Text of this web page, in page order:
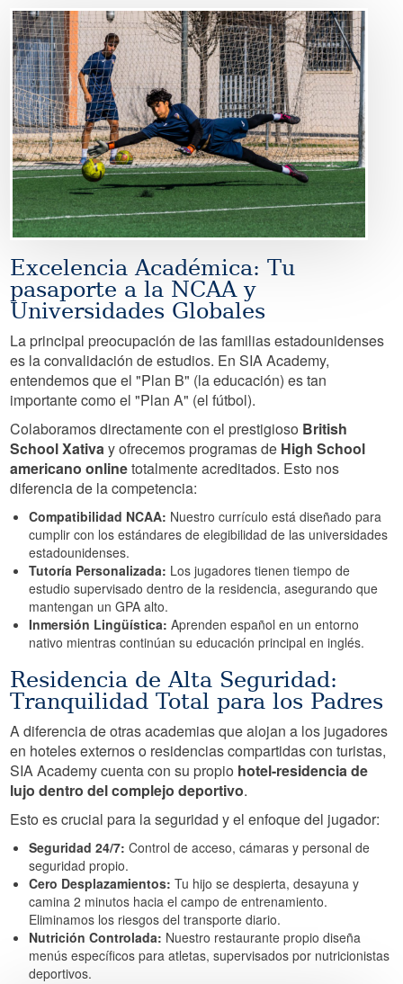
Image
Excelencia Académica: Tu
pasaporte a la NCAA y
Universidades Globales
La principal preocupación de las familias estadounidenses
es la convalidación de estudios. En SIA Academy,
entendemos que el "Plan B" (la educación) es tan
importante como el "Plan A" (el fútbol).
Colaboramos directamente con el prestigioso British
School Xativay ofrecemos programas de High School
americano onlinetotalmente acreditados. Esto nos
diferencia de la competencia:
Compatibilidad NCAA: Nuestro currículo está diseñado para
cumplir con los estándares de elegibilidad de las universidades
estadounidenses.
Tutoría Personalizada: Los jugadores tienen tiempo de
estudio supervisado dentro de la residencia, asegurando que
mantengan un GPA alto.
Inmersión Lingüística: Aprenden español en un entorno
nativo mientras continúan su educación principal en inglés.
Residencia de Alta Seguridad:
Tranquilidad Total para los Padres
A diferencia de otras academias que alojan a los jugadores
en hoteles externos o residencias compartidas con turistas,
SIA Academy cuenta con su propio hotel-residencia de
lujo dentro del complejo deportivo.
Esto es crucial para la seguridad y el enfoque del jugador:
Seguridad 24/7: Control de acceso, cámaras y personal de
seguridad propio.
Cero Desplazamientos: Tu hijo se despierta, desayuna y
camina 2 minutos hacia el campo de entrenamiento.
Eliminamos los riesgos del transporte diario.
Nutrición Controlada: Nuestro restaurante propio diseña
menús específicos para atletas, supervisados por nutricionistas
deportivos.